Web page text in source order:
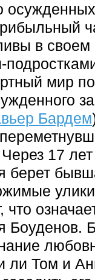
в
мир
Бардем
17
берет
Боуденов.
ли Том и